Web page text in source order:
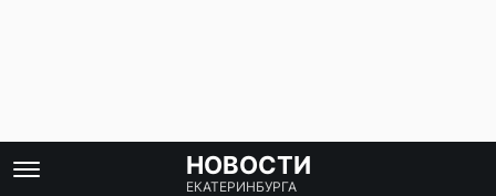
НОВОСТИ
ЕКАТЕРИНБУРГА